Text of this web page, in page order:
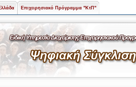
Επιχειρησιακό Πρόγραμμα "ΚτΠ"